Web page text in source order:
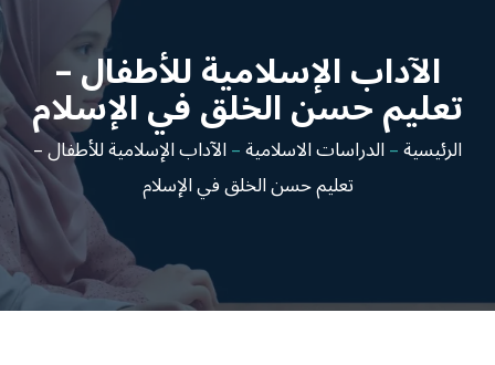
الآداب الإسلامية للأطفال –
تعليم حسن الخلق في الإسلام
الرئيسية–الدراسات الاسلامية–الآداب الإسلامية للأطفال –
تعليم حسن الخلق في الإسلام